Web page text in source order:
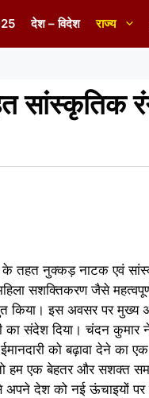
देश – विदेश राज्य
सांस्कृतिक
के तहत नुक्कड़ नाटक एवं
सशक्तिकरण जैसे
इस अवसर पर मुख्य
का संदेश दिया। चंदन
को बढ़ावा देने का एक
हम एक बेहतर और सशक्त
से अपने देश को नई ऊंचाइयों